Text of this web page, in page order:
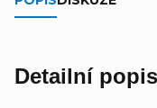
Detailní